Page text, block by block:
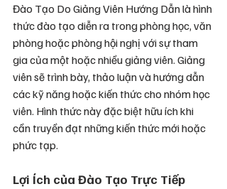
Đào Tạo Do Giảng Viên Hướng Dẫn là hình
thức đào tạo diễn ra trong phòng học, văn
phòng hoặc phòng hội nghị với sự tham
gia của một hoặc nhiều giảng viên. Giảng
viên sẽ trình bày, thảo luận và hướng dẫn
các kỹ năng hoặc kiến thức cho nhóm học
viên. Hình thức này đặc biệt hữu ích khi
cần truyền đạt những kiến thức mới hoặc
phức tạp.
Lợi Ích của Đào Tạo Trực Tiếp